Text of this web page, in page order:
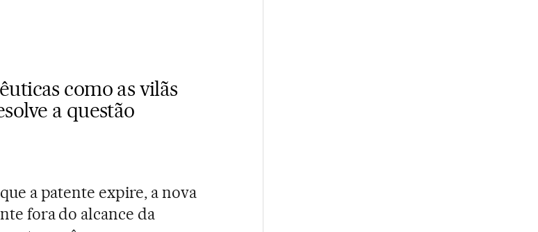
como as vilãs
a questão
a patente expire, a nova
fora do alcance da